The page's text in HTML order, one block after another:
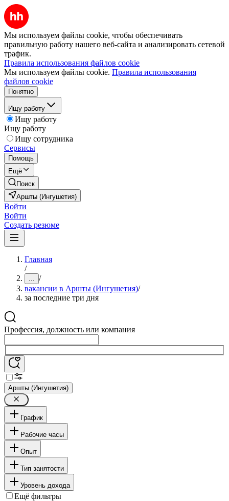
Мы используем файлы cookie, чтобы обеспечивать
правильную работу нашего веб-сайта и анализировать сетевой
трафик.
Правила использования файлов cookie
Мы используем файлы cookie. Правила использования
файлов cookie
Понятно
Ищу работу
Ищу работу
Ищу работу
Ищу сотрудника
Сервисы
Помощь
Ещё
Поиск
Аршты (Ингушетия)
Войти
Войти
Создать резюме
Главная
/
... /
вакансии в Аршты (Ингушетия)/
за последние три дня
Профессия, должность или компания
Аршты (Ингушетия)
График
Рабочие часы
Опыт
Тип занятости
Уровень дохода
Ещё фильтры